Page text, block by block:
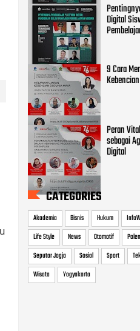
Digital
9 Cara
Peran
sebagai
Digital
CATEGORIES
Akademia Bisnis Hukum
Life Style
News Otomotif
Seputar Jogja
Sosial Sport
Wisata
Yogyakarta